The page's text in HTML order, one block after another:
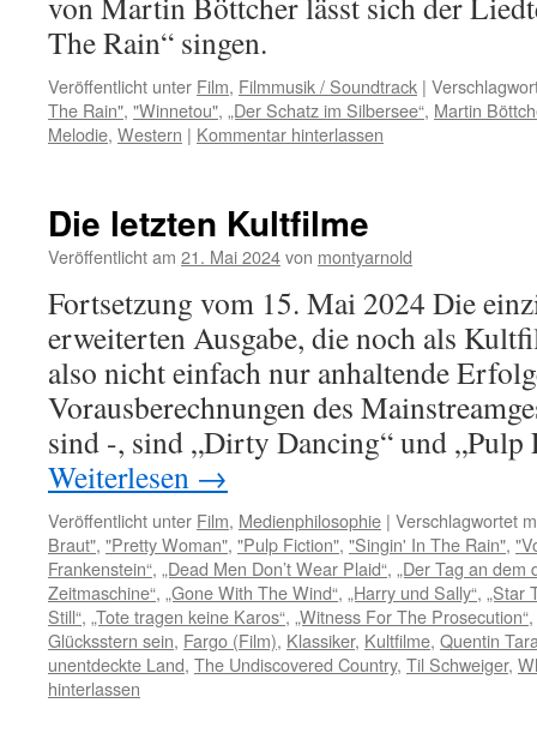
The Rain“ singen.
Veröffentlicht unter Film, Filmmusik / Soundtrack |
The Rain", "Winnetou", „Der Schatz im Silbersee“, Martin
Melodie, Western | Kommentar hinterlassen
Die letzten Kultfilme
Veröffentlicht am 21. Mai 2024von montyarnold
Fortsetzung vom 15. Mai 2024 Die
erweiterten Ausgabe, die noch als
also nicht einfach nur anhaltende
Vorausberechnungen des
sind -, sind „Dirty Dancing“ und
Weiterlesen →
Veröffentlicht unter Film, Medienphilosophie | Verschlagwortet
Braut", "Pretty Woman", "Pulp Fiction", "Singin' In The Rain",
Frankenstein“, „Dead Men Don’t Wear Plaid“, „Der Tag an dem
Zeitmaschine“, „Gone With The Wind“, „Harry und Sally“, „Star
Still“, „Tote tragen keine Karos“, „Witness For The Prosecution“,
Glücksstern sein, Fargo (Film), Klassiker, Kultfilme, Quentin
unentdeckte Land, The Undiscovered Country, Til Schweiger,
hinterlassen